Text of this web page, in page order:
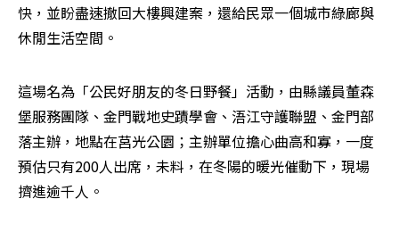
快，並盼盡速撤回大樓興建案，還給民眾一個城市綠廊與
休閒生活空間。
這場名為「公民好朋友的冬日野餐」活動，由縣議員董森
堡服務團隊、金門戰地史蹟學會、浯江守護聯盟、金門部
落主辦，地點在莒光公園；主辦單位擔心曲高和寡，一度
預估只有200人出席，未料，在冬陽的暖光催動下，現場
擠進逾千人。